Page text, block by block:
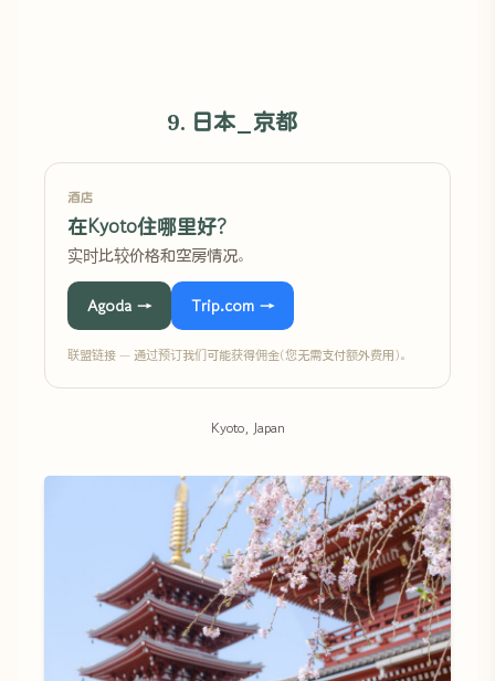
9. 日本_京都
酒店
在Kyoto住哪里好?
实时比较价格和空房情况。
Agoda → Trip.com →
联盟链接 — 通过预订我们可能获得佣金(您无需支付额外费用)。
Kyoto, Japan